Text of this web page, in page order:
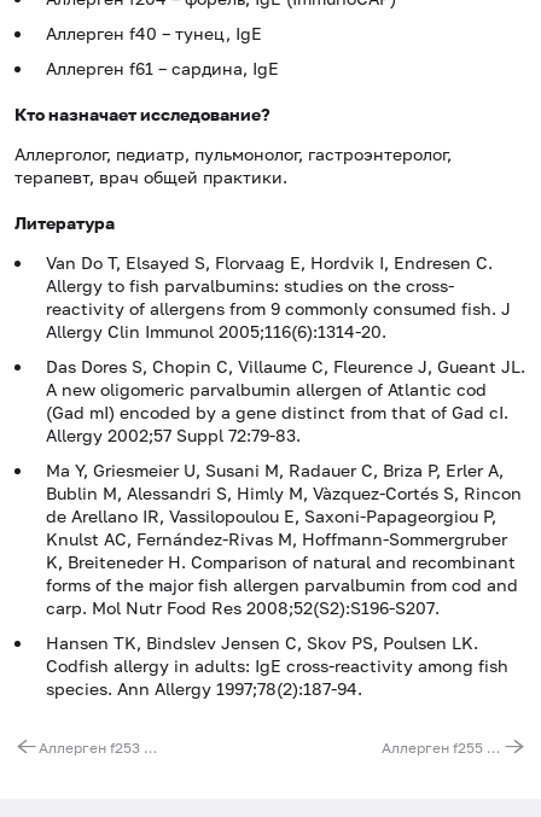
Аллерген f40 – тунец, IgE
Аллерген f61 – сардина, IgE
Кто назначает исследование?
Аллерголог, педиатр, пульмонолог, гастроэнтеролог,
терапевт, врач общей практики.
Литература
Van Do T, Elsayed S, Florvaag E, Hordvik I, Endresen C.
Allergy to fish parvalbumins: studies on the cross-
reactivity of allergens from 9 commonly consumed fish. J
Allergy Clin Immunol 2005;116(6):1314-20.
Das Dores S, Chopin C, Villaume C, Fleurence J, Gueant JL.
A new oligomeric parvalbumin allergen of Atlantic cod
(Gad mI) encoded by a gene distinct from that of Gad cI.
Allergy 2002;57 Suppl 72:79-83.
Ma Y, Griesmeier U, Susani M, Radauer C, Briza P, Erler A,
Bublin M, Alessandri S, Himly M, Vàzquez-Cortés S, Rincon
de Arellano IR, Vassilopoulou E, Saxoni-Papageorgiou P,
Knulst AC, Fernández-Rivas M, Hoffmann-Sommergruber
K, Breiteneder H. Comparison of natural and recombinant
forms of the major fish allergen parvalbumin from cod and
carp. Mol Nutr Food Res 2008;52(S2):S196-S207.
Hansen TK, Bindslev Jensen C, Skov PS, Poulsen LK.
Codfish allergy in adults: IgE cross-reactivity among fish
species. Ann Allergy 1997;78(2):187-94.
Аллерген f253 - кедровый орех, IgE (ImmunoCAP) Аллерген f255 - слива, IgE (ImmunoCAP)